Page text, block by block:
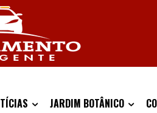
JARDIM BOTÂNICO